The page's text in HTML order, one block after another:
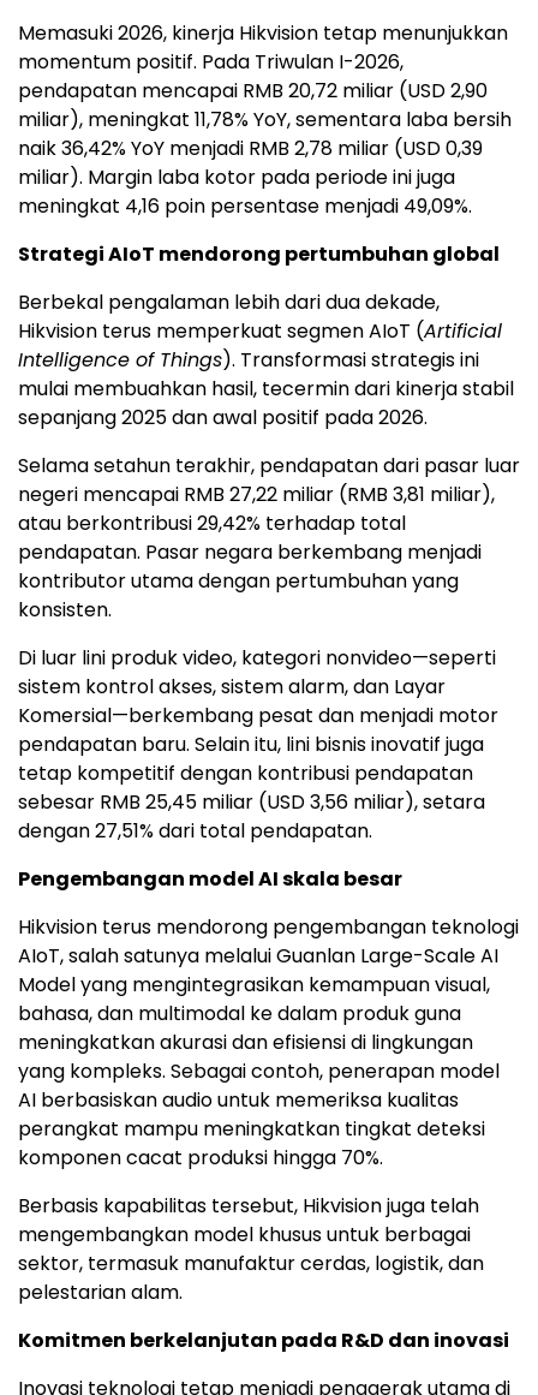
Memasuki 2026, kinerja Hikvision tetap menunjukkan
momentum positif. Pada Triwulan I-2026,
pendapatan mencapai RMB 20,72 miliar (USD 2,90
miliar), meningkat 11,78% YoY, sementara laba bersih
naik 36,42% YoY menjadi RMB 2,78 miliar (USD 0,39
miliar). Margin laba kotor pada periode ini juga
meningkat 4,16 poin persentase menjadi 49,09%.
Strategi AIoT mendorong pertumbuhan global
Berbekal pengalaman lebih dari dua dekade,
Hikvision terus memperkuat segmen AIoT (Artificial
Intelligence of Things). Transformasi strategis ini
mulai membuahkan hasil, tecermin dari kinerja stabil
sepanjang 2025 dan awal positif pada 2026.
Selama setahun terakhir, pendapatan dari pasar luar
negeri mencapai RMB 27,22 miliar (RMB 3,81 miliar),
atau berkontribusi 29,42% terhadap total
pendapatan. Pasar negara berkembang menjadi
kontributor utama dengan pertumbuhan yang
konsisten.
Di luar lini produk video, kategori nonvideo—seperti
sistem kontrol akses, sistem alarm, dan Layar
Komersial—berkembang pesat dan menjadi motor
pendapatan baru. Selain itu, lini bisnis inovatif juga
tetap kompetitif dengan kontribusi pendapatan
sebesar RMB 25,45 miliar (USD 3,56 miliar), setara
dengan 27,51% dari total pendapatan.
Pengembangan model AI skala besar
Hikvision terus mendorong pengembangan teknologi
AIoT, salah satunya melalui Guanlan Large-Scale AI
Model yang mengintegrasikan kemampuan visual,
bahasa, dan multimodal ke dalam produk guna
meningkatkan akurasi dan efisiensi di lingkungan
yang kompleks. Sebagai contoh, penerapan model
AI berbasiskan audio untuk memeriksa kualitas
perangkat mampu meningkatkan tingkat deteksi
komponen cacat produksi hingga 70%.
Berbasis kapabilitas tersebut, Hikvision juga telah
mengembangkan model khusus untuk berbagai
sektor, termasuk manufaktur cerdas, logistik, dan
pelestarian alam.
Komitmen berkelanjutan pada R&D dan inovasi
Inovasi teknologi tetap menjadi penggerak utama di